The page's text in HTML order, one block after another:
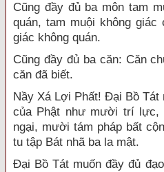
Cũng đầy đủ ba môn tam
quán, tam muội không giác
giác không quán.
Cũng đầy đủ ba căn: Căn
căn đã biết.
Nầy Xá Lợi Phất! Đại Bồ Tát
của Phật như mười trí
ngại, mười tám pháp bất
tu tập Bát nhã ba la mật.
Đại Bồ Tát muốn đầy đủ